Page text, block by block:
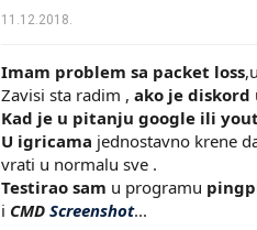
11.12.2018.
Imam problem sa packet loss
Zavisi sta radim , ako je diskord
Kad je u pitanju google ili
U igricama jednostavno krene
vrati u normalu sve .
Testirao sam u programu
i CMD Screenshot...